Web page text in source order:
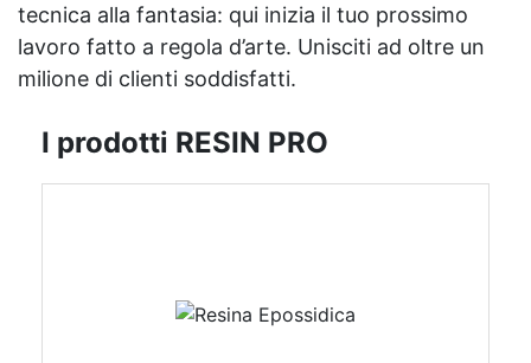
tecnica alla fantasia: qui inizia il tuo prossimo
lavoro fatto a regola d’arte. Unisciti ad oltre un
milione di clienti soddisfatti.
I prodotti RESIN PRO